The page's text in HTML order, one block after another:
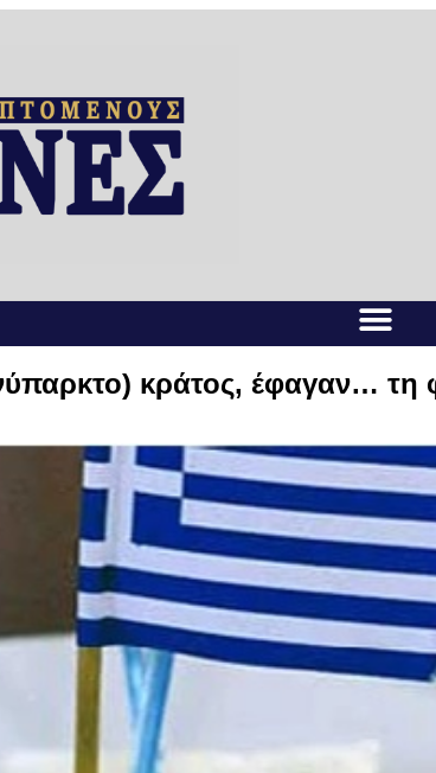
κράτος, έφαγαν… τη